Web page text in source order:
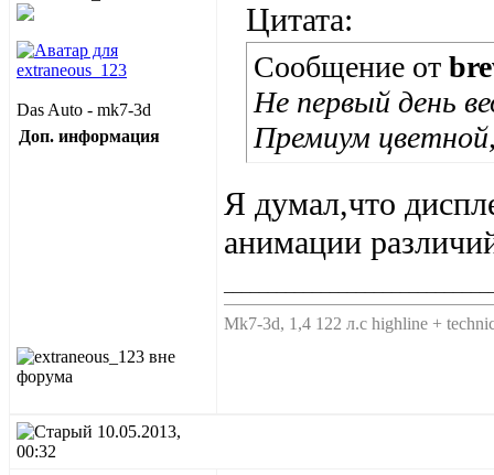
Das Auto - mk7-3d
Доп. информация
Цитата:
Сообщение от
Не первый день
Премиум
Я думал,что
анимации
Мk7-3d, 1,4 122 л.с highline +
10.05.2013,
00:32